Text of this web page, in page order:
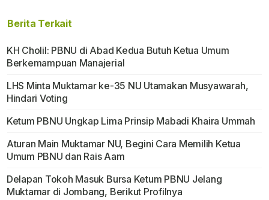
Berita Terkait
KH Cholil: PBNU di Abad Kedua Butuh Ketua Umum
Berkemampuan Manajerial
LHS Minta Muktamar ke-35 NU Utamakan Musyawarah,
Hindari Voting
Ketum PBNU Ungkap Lima Prinsip Mabadi Khaira Ummah
Aturan Main Muktamar NU, Begini Cara Memilih Ketua
Umum PBNU dan Rais Aam
Delapan Tokoh Masuk Bursa Ketum PBNU Jelang
Muktamar di Jombang, Berikut Profilnya